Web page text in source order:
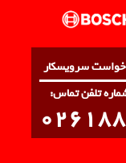
سرویسکار
تلفن تماس